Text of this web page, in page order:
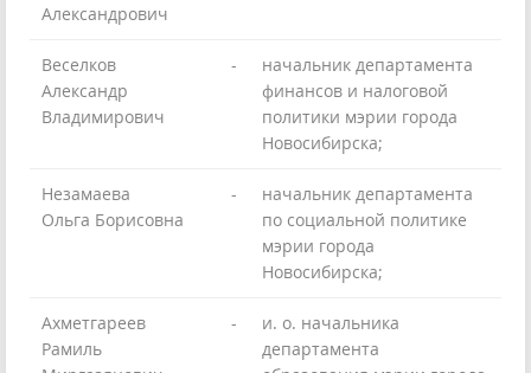
Александрович
Веселков
Александр
Владимирович
-
начальник департамента
финансов и налоговой
политики мэрии города
Новосибирска;
Незамаева
Ольга Борисовна
-
начальник департамента
по социальной политике
мэрии города
Новосибирска;
Ахметгареев
Рамиль
-
и. о. начальника
департамента